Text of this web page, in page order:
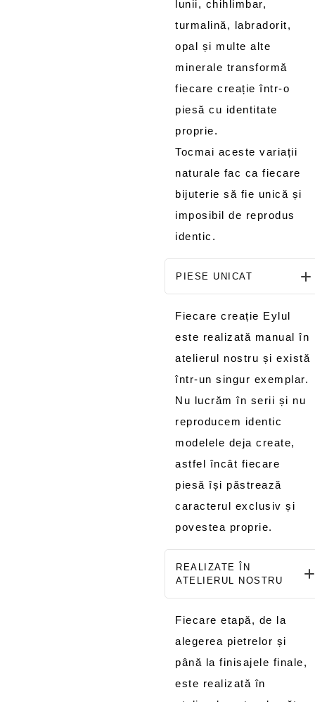
lunii, chihlimbar,
turmalină, labradorit,
opal și multe alte
minerale transformă
fiecare creație într-o
piesă cu identitate
proprie.
Tocmai aceste variații
naturale fac ca fiecare
bijuterie să fie unică și
imposibil de reprodus
identic.
PIESE UNICAT
Fiecare creație Eylul
este realizată manual în
atelierul nostru și există
într-un singur exemplar.
Nu lucrăm în serii și nu
reproducem identic
modelele deja create,
astfel încât fiecare
piesă își păstrează
caracterul exclusiv și
povestea proprie.
REALIZATE ÎN
ATELIERUL NOSTRU
Fiecare etapă, de la
alegerea pietrelor și
până la finisajele finale,
este realizată în